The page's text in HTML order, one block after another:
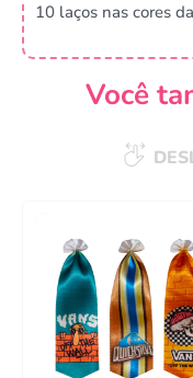
10 laços nas cores
Você